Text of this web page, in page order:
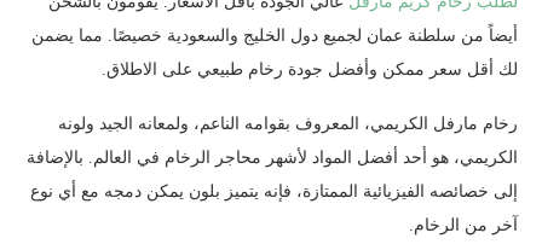
أيضاً من سلطنة عمان لجميع دول الخليج والسعودية خصيصًا. مما يضمن
لك أقل سعر ممكن وأفضل جودة رخام طبيعي على الاطلاق.
رخام مارفل الكريمي، المعروف بقوامه الناعم، ولمعانه الجيد ولونه
الكريمي، هو أحد أفضل المواد لأشهر محاجر الرخام في العالم. بالإضافة
إلى خصائصه الفيزيائية الممتازة، فإنه يتميز بلون يمكن دمجه مع أي نوع
آخر من الرخام.